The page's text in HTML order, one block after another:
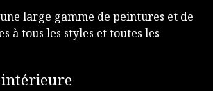
large gamme de peintures et de
à tous les styles et toutes les